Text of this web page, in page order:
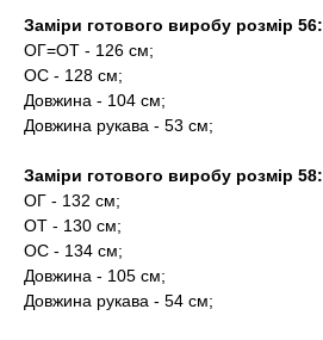
Заміри готового виробу розмір 56:
ОГ=ОТ - 126 см;
ОС - 128 см;
Довжина - 104 см;
Довжина рукава - 53 см;
Заміри готового виробу розмір 58:
ОГ - 132 см;
ОТ - 130 см;
ОС - 134 см;
Довжина - 105 см;
Довжина рукава - 54 см;